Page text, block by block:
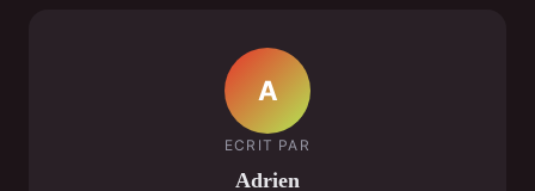
A
ECRIT PAR
Adrien